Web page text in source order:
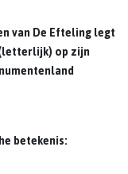
van De Efteling legt
op zijn
betekenis: